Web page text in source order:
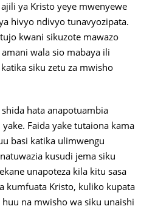
ya Kristo yeye mwenyewe
hivyo ndivyo tunavyozipata.
kwani sikuzote mawazo
wala sio mabaya ili
siku zetu za mwisho
hata anapotuambia
Faida yake tutaiona kama
basi katika ulimwengu
kusudi jema siku
unapoteza kila kitu sasa
kumfuata Kristo, kuliko kupata
na mwisho wa siku unaishi